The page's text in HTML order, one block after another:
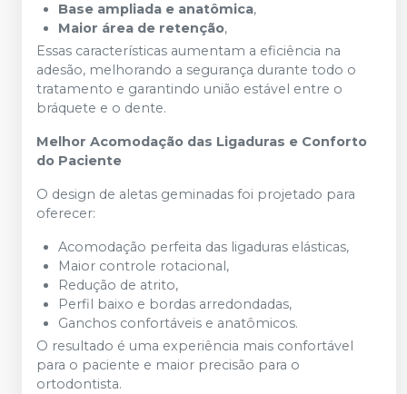
Base ampliada e anatômica,
Maior área de retenção,
Essas características aumentam a eficiência na
adesão, melhorando a segurança durante todo o
tratamento e garantindo união estável entre o
bráquete e o dente.
Melhor Acomodação das Ligaduras e Conforto
do Paciente
O design de aletas geminadas foi projetado para
oferecer:
Acomodação perfeita das ligaduras elásticas,
Maior controle rotacional,
Redução de atrito,
Perfil baixo e bordas arredondadas,
Ganchos confortáveis e anatômicos.
O resultado é uma experiência mais confortável
para o paciente e maior precisão para o
ortodontista.